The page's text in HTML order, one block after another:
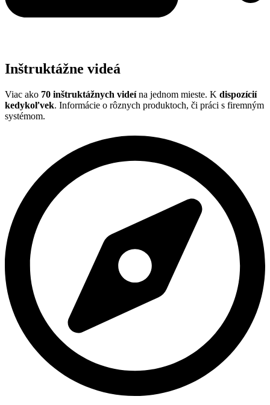
Inštruktážne videá
Viac ako 70 inštruktážnych videína jednom mieste. K dispozícií
kedykoľvek. Informácie o rôznych produktoch, či práci s firemným
systémom.